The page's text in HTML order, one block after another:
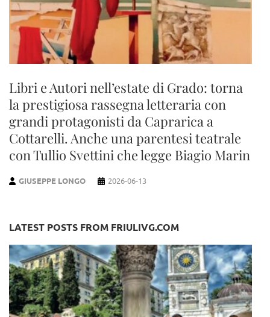
Libri e Autori nell’estate di Grado: torna
la prestigiosa rassegna letteraria con
grandi protagonisti da Caprarica a
Cottarelli. Anche una parentesi teatrale
con Tullio Svettini che legge Biagio Marin
GIUSEPPE LONGO 2026-06-13
LATEST POSTS FROM FRIULIVG.COM